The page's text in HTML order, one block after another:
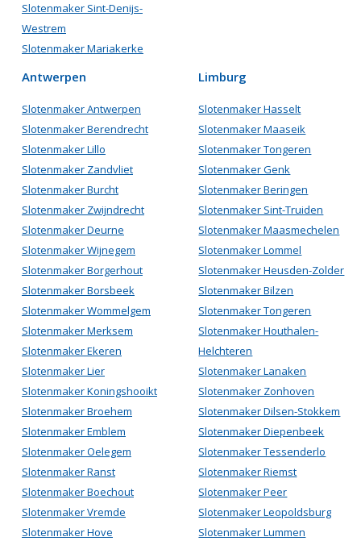
Slotenmaker Sint-Denijs-
Westrem
Slotenmaker Mariakerke
Antwerpen
Slotenmaker Antwerpen
Slotenmaker Berendrecht
Slotenmaker Lillo
Slotenmaker Zandvliet
Slotenmaker Burcht
Slotenmaker Zwijndrecht
Slotenmaker Deurne
Slotenmaker Wijnegem
Slotenmaker Borgerhout
Slotenmaker Borsbeek
Slotenmaker Wommelgem
Slotenmaker Merksem
Slotenmaker Ekeren
Slotenmaker Lier
Slotenmaker Koningshooikt
Slotenmaker Broehem
Slotenmaker Emblem
Slotenmaker Oelegem
Slotenmaker Ranst
Slotenmaker Boechout
Slotenmaker Vremde
Slotenmaker Hove
Limburg
Slotenmaker Hasselt
Slotenmaker Maaseik
Slotenmaker Tongeren
Slotenmaker Genk
Slotenmaker Beringen
Slotenmaker Sint-Truiden
Slotenmaker Maasmechelen
Slotenmaker Lommel
Slotenmaker Heusden-Zolder
Slotenmaker Bilzen
Slotenmaker Tongeren
Slotenmaker Houthalen-
Helchteren
Slotenmaker Lanaken
Slotenmaker Zonhoven
Slotenmaker Dilsen-Stokkem
Slotenmaker Diepenbeek
Slotenmaker Tessenderlo
Slotenmaker Riemst
Slotenmaker Peer
Slotenmaker Leopoldsburg
Slotenmaker Lummen